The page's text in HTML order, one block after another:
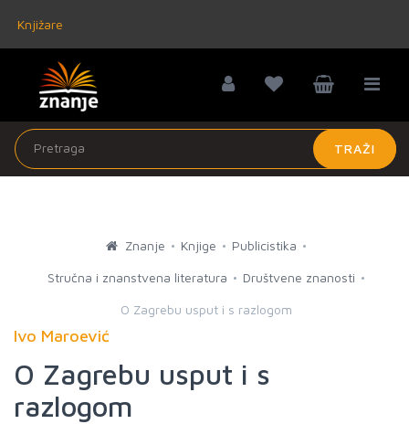
Knjižare
TRAŽI
Znanje Knjige Publicistika
Stručna i znanstvena literatura Društvene znanosti
O Zagrebu usput i s razlogom
Ivo Maroević
O Zagrebu usput i s
razlogom